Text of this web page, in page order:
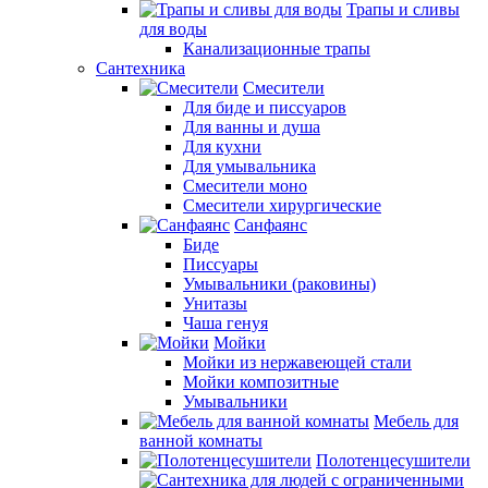
Трапы и сливы
для воды
Канализационные трапы
Сантехника
Смесители
Для биде и писсуаров
Для ванны и душа
Для кухни
Для умывальника
Смесители моно
Смесители хирургические
Санфаянс
Биде
Писсуары
Умывальники (раковины)
Унитазы
Чаша генуя
Мойки
Мойки из нержавеющей стали
Мойки композитные
Умывальники
Мебель для
ванной комнаты
Полотенцесушители